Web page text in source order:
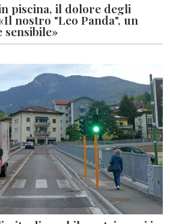
piscina, il dolore degli
nostro "Leo Panda", un